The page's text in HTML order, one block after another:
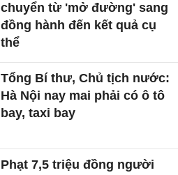
chuyển từ 'mở đường' sang
đồng hành đến kết quả cụ
thể
Tổng Bí thư, Chủ tịch nước:
Hà Nội nay mai phải có ô tô
bay, taxi bay
Phạt 7,5 triệu đồng người